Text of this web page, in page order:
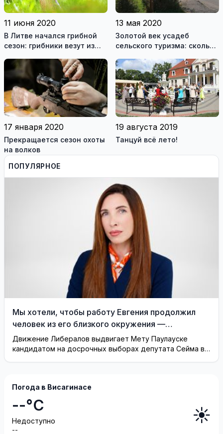
11 июня 2020
В Литве начался грибной
сезон: грибники везут из
13 мая 2020
Золотой век усадеб
сельского туризма: сколько
деревне
17 января 2020
Прекращается сезон охоты
на волков
19 августа 2019
Танцуй всё лето!
ПОПУЛЯРНОЕ
Мы хотели, чтобы работу Евгения продолжил
человек из его близкого окружения —
Висагинское отделение Либерального движения
Движение Либералов выдвигает Мету Паулауске
кандидатом на досрочных выборах депутата Сейма в
Погода в Висагинасе
--°C
Недоступно
--
☀️